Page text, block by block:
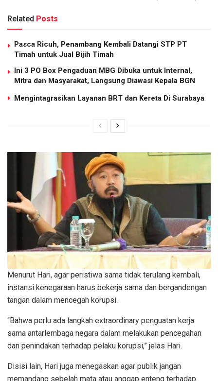
Related Posts
Pasca Ricuh, Penambang Kembali Datangi STP PT
Timah untuk Jual Bijih Timah
Ini 3 PO Box Pengaduan MBG Dibuka untuk Internal,
Mitra dan Masyarakat, Langsung Diawasi Kepala BGN
Mengintagrasikan Layanan BRT dan Kereta Di Surabaya
Menurut Hari, agar peristiwa sama tidak terulang kembali,
instansi kenegaraan harus bekerja sama dan bergandengan
tangan dalam mencegah korupsi.
“Bahwa perlu ada langkah extraordinary penguatan kerja
sama antarlembaga negara dalam melakukan pencegahan
dan penindakan terhadap pelaku korupsi,” jelas Hari.
Disisi lain, Hari juga menegaskan agar publik jangan
memandang sebelah mata atau anggap enteng terhadap